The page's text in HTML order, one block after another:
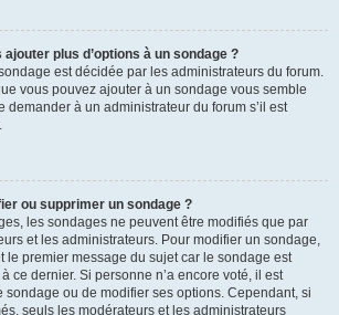
plus d’options à un sondage ?
est décidée par les administrateurs du forum.
vous pouvez ajouter à un sondage vous semble
demander à un administrateur du forum s’il est
ou supprimer un sondage ?
les sondages ne peuvent être modifiés que par
et les administrateurs. Pour modifier un sondage,
le premier message du sujet car le sondage est
ce dernier. Si personne n’a encore voté, il est
ou de modifier ses options. Cependant, si
seuls les modérateurs et les administrateurs